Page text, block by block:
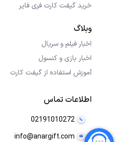
خرید گیفت کارت فری فایر
وبلاگ
اخبار فیلم و سریال
اخبار بازی و کنسول
آموزش استفاده از گیفت کارت
اطلاعات تماس
02191010272
info@anargift.com